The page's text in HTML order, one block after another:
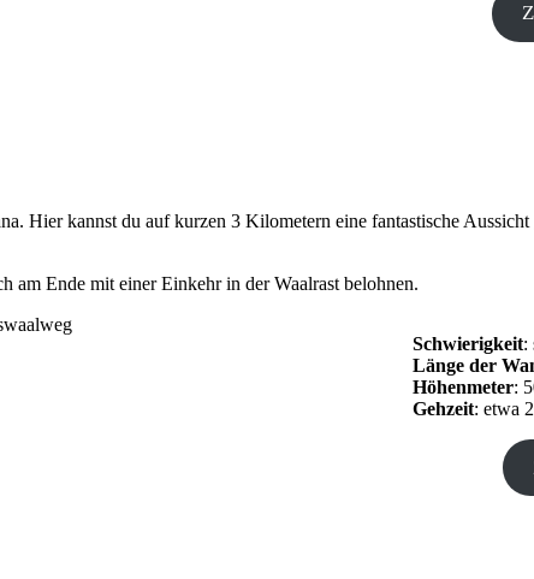
Hier kannst du auf kurzen 3 Kilometern eine fantastische
am Ende mit einer Einkehr in der Waalrast belohnen.
Schwierigkeit:
Länge der
Höhenmeter:
Gehzeit: etwa